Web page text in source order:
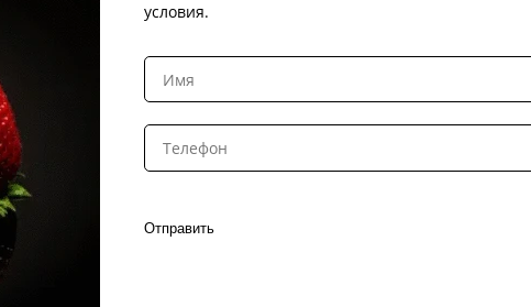
условия.
Отправить